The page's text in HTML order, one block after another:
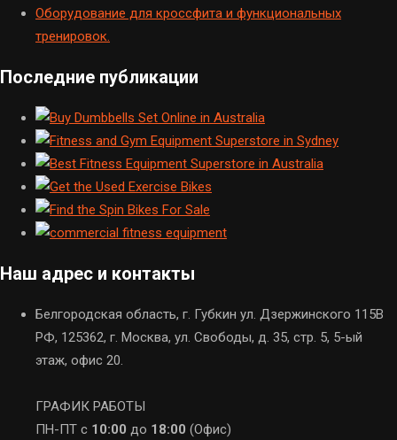
Оборудование для кроссфита и функциональных
тренировок.
Последние публикации
Наш адрес и контакты
Белгородская область, г. Губкин ул. Дзержинского 115В
РФ, 125362, г. Москва, ул. Свободы, д. 35, стр. 5, 5-ый
этаж, офис 20.
ГРАФИК РАБОТЫ
ПН-ПТ с 10:00 до 18:00 (Офис)